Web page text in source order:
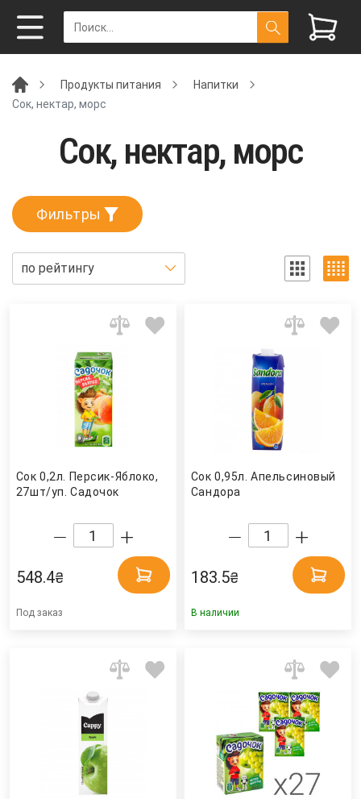
Продукты питания
Напитки
Сок, нектар, морс
Сок, нектар, морс
Фильтры
Сок 0,2л. Персик-Яблоко,
27шт/уп. Садочок
548.4₴
Под заказ
Сок 0,95л. Апельсиновый
Сандора
183.5₴
В наличии